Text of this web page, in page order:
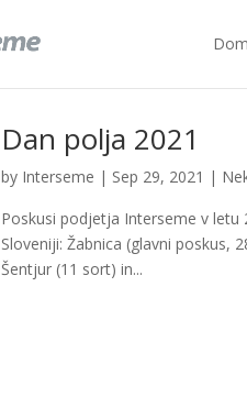
Dan polja 2021
by Interseme | Sep 29, 2021 |
Poskusi podjetja Interseme v
Sloveniji: Žabnica (glavni poskus,
Šentjur (11 sort) in...